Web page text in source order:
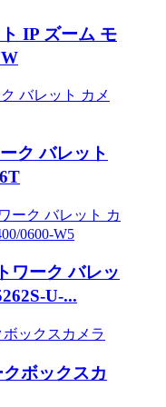
IP ズーム モ
ク バレット
ワーク バレッ
U-...
ボックスカ